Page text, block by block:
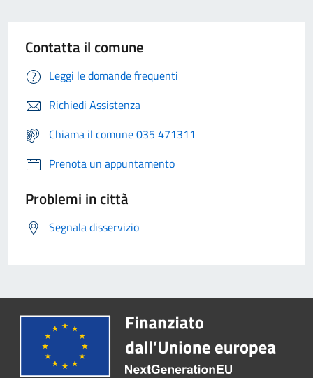
Contatta il comune
Leggi le domande frequenti
Richiedi Assistenza
Chiama il comune 035 471311
Prenota un appuntamento
Problemi in città
Segnala disservizio